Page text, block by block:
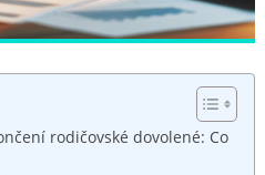
rodičovské ‌dovolené: Co